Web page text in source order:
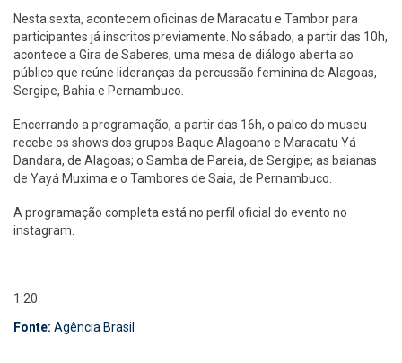
Nesta sexta, acontecem oficinas de Maracatu e Tambor para
participantes já inscritos previamente. No sábado, a partir das 10h,
acontece a Gira de Saberes; uma mesa de diálogo aberta ao
público que reúne lideranças da percussão feminina de Alagoas,
Sergipe, Bahia e Pernambuco.
Encerrando a programação, a partir das 16h, o palco do museu
recebe os shows dos grupos Baque Alagoano e Maracatu Yá
Dandara, de Alagoas; o Samba de Pareia, de Sergipe; as baianas
de Yayá Muxima e o Tambores de Saia, de Pernambuco.
A programação completa está no perfil oficial do evento no
instagram.
1:20
Fonte: Agência Brasil